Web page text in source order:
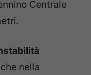
Centrale
nella